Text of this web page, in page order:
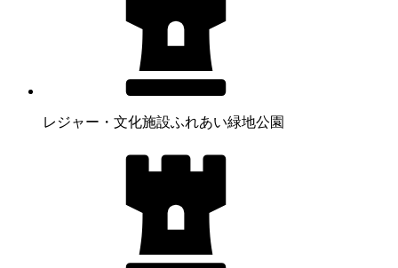
レジャー・文化施設ふれあい緑地公園